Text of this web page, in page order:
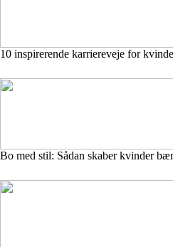
10 inspirerende karriereveje for
Bo med stil: Sådan skaber kvinder